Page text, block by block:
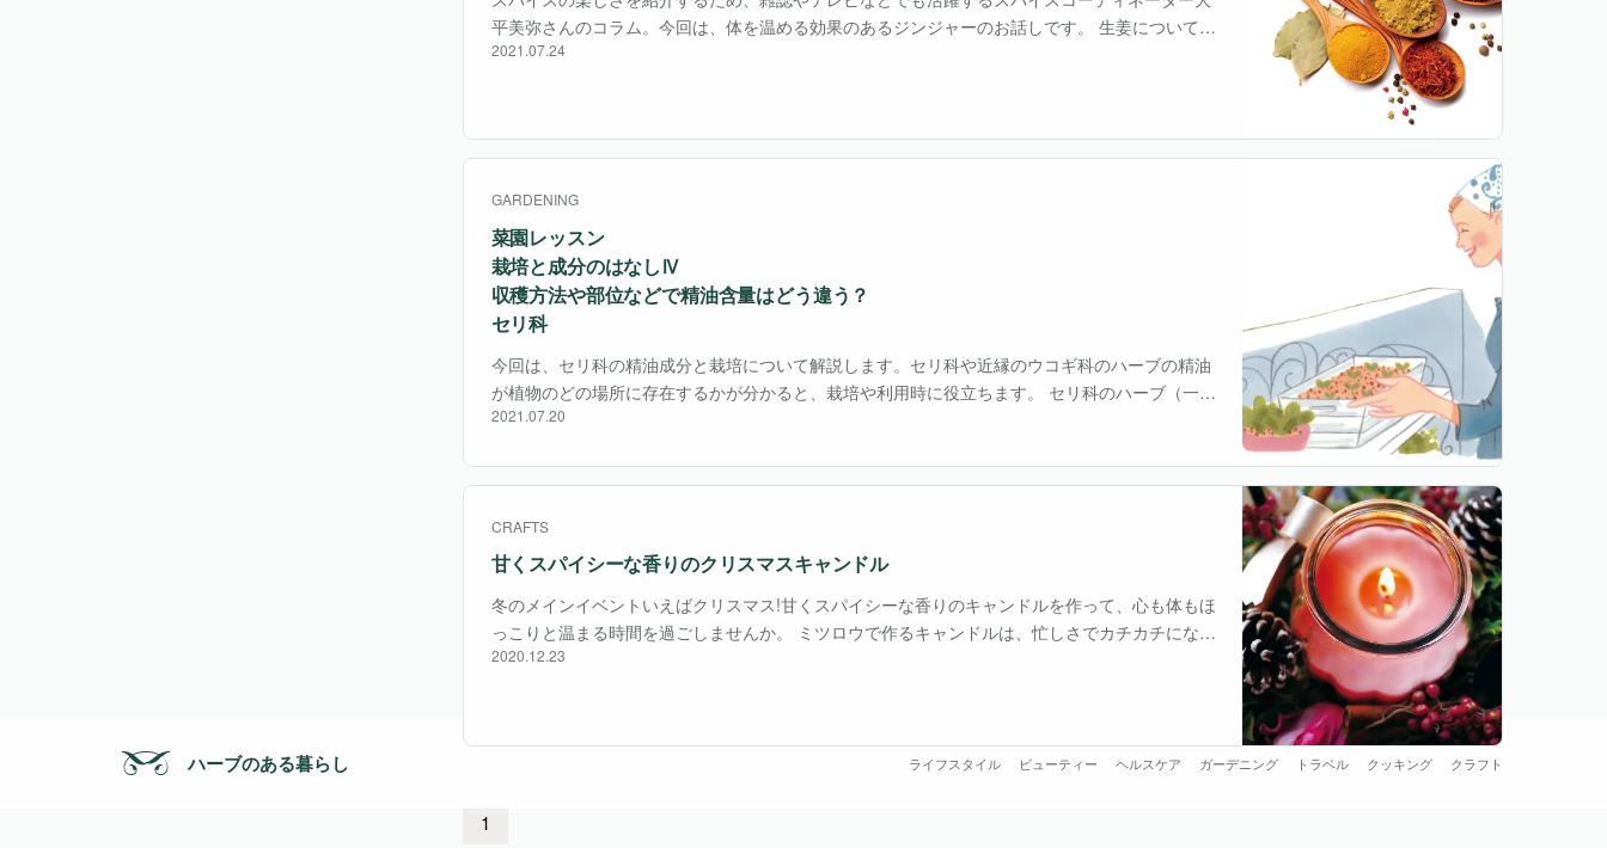
ハーブのある暮らし ライフスタイル ビューティー ヘルスケア ガーデニング トラベル クッキング クラフト
平美弥さんのコラム。今回は、体を温める効果のあるジンジャーのお話しです。 生姜について学
ぶ程のことがあるの？ と思われる方もいらっしゃるかと思いますが、生姜1つとっても様々なエ
2021.07.24
GARDENING
菜園レッスン
栽培と成分のはなしⅣ
収穫方法や部位などで精油含量はどう違う？
セリ科
今回は、セリ科の精油成分と栽培について解説します。セリ科や近縁のウコギ科のハーブの精油
が植物のどの場所に存在するかが分かると、栽培や利用時に役立ちます。 セリ科のハーブ（一
例） ディルAnethum graveolens L.鎮静作用や消化作用が期待できる。「なだめる」という意
2021.07.20
CRAFTS
甘くスパイシーな香りのクリスマスキャンドル
冬のメインイベントいえばクリスマス!甘くスパイシーな香りのキャンドルを作って、心も体もほ
っこりと温まる時間を過ごしませんか。 ミツロウで作るキャンドルは、忙しさでカチカチになっ
た心をやわらかく溶かします。ハーブの香りはお好みで調整し、自分らしい香りのブレンドを楽
2020.12.23
1